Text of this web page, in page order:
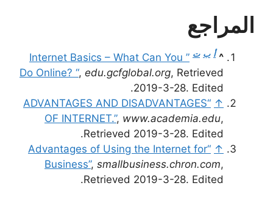
المراجع
^ أ ب ت
” Internet Basics – What Can You
Do Online? “, edu.gcfglobal.org, Retrieved
2019-3-28. Edited.
↑
“ADVANTAGES AND DISADVANTAGES
OF INTERNET.”, www.academia.edu,
Retrieved 2019-3-28. Edited.
↑
“Advantages of Using the Internet for
Business”, smallbusiness.chron.com,
Retrieved 2019-3-28. Edited.